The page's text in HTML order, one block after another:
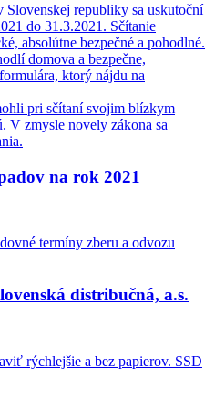
republiky sa uskutoční
do 31.3.2021. Sčítanie
absolútne bezpečné a pohodlné.
domova a bezpečne,
ktorý nájdu na
pri sčítaní svojim blízkym
V zmysle novely zákona sa
na rok 2021
termíny zberu a odvozu
distribučná, a.s.
rýchlejšie a bez papierov. SSD